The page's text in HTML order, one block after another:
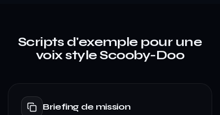
Scripts d'exemple pour une
voix style Scooby-Doo
Briefing de mission